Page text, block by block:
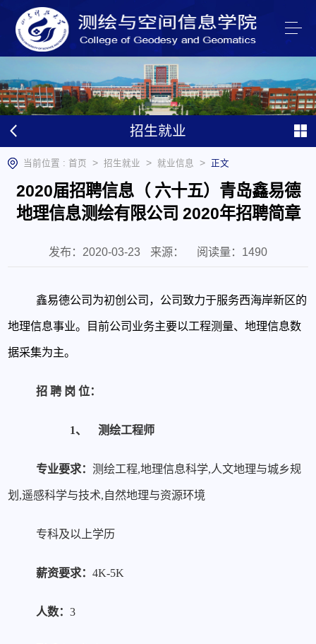
招生就业
当前位置 : 首页 > 招生就业 > 就业信息 > 正文
2020届招聘信息（ 六十五）青岛鑫易德
地理信息测绘有限公司 2020年招聘简章
发布：2020-03-23 来源： 阅读量： 1490
鑫易德公司为初创公司，公司致力于服务西海岸新区的
地理信息事业。目前公司业务主要以工程测量、地理信息数
据采集为主。
招 聘 岗 位：
1、 测绘工程师
专业要求： 测绘工程,地理信息科学,人文地理与城乡规
划,遥感科学与技术,自然地理与资源环境
专科及以上学历
薪资要求： 4K-5K
人数： 3